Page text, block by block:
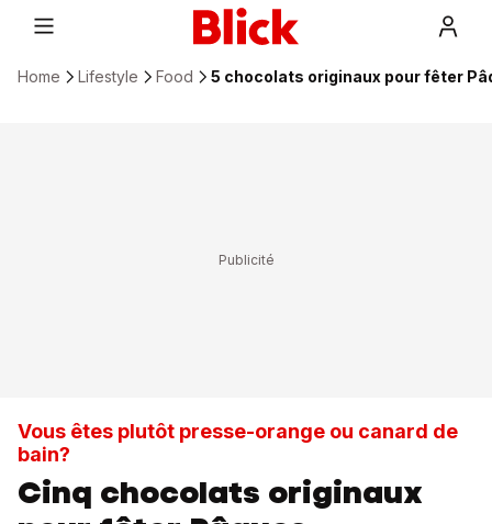
Home Lifestyle Food 5 chocolats originaux pour fêter
Vous êtes plutôt presse-orange ou canard de
bain?
Cinq chocolats originaux